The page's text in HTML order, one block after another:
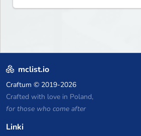
mclist.io
Craftum © 2019-2026
Crafted with love in Poland,
for those who come after
Linki